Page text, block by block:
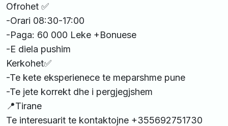
Ofrohet ✅
-Orari 08:30-17:00
-Paga: 60 000 Leke +Bonuese
-E diela pushim
Kerkohet✅
-Te kete eksperienece te meparshme pune
-Te jete korrekt dhe i pergjegjshem
📍Tirane
Te interesuarit te kontaktojne +355692751730